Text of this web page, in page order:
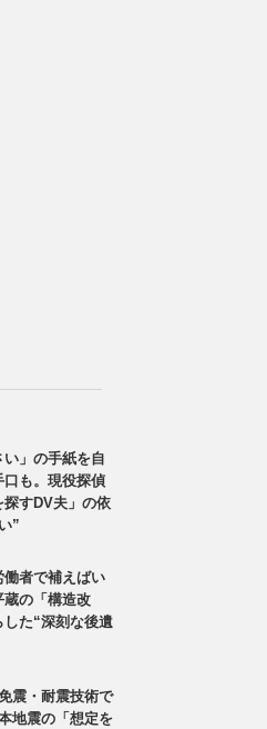
い」の手紙を自
も。現役探偵
すDV夫」の依
”
働者で補えばい
蔵の「構造改
た“深刻な後遺
震・耐震技術で
地震の「想定を